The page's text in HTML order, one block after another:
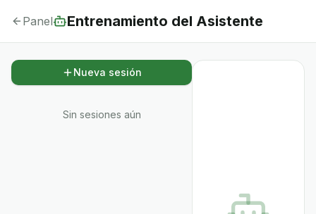
Panel Entrenamiento del Asistente
Nueva sesión
Sin sesiones aún